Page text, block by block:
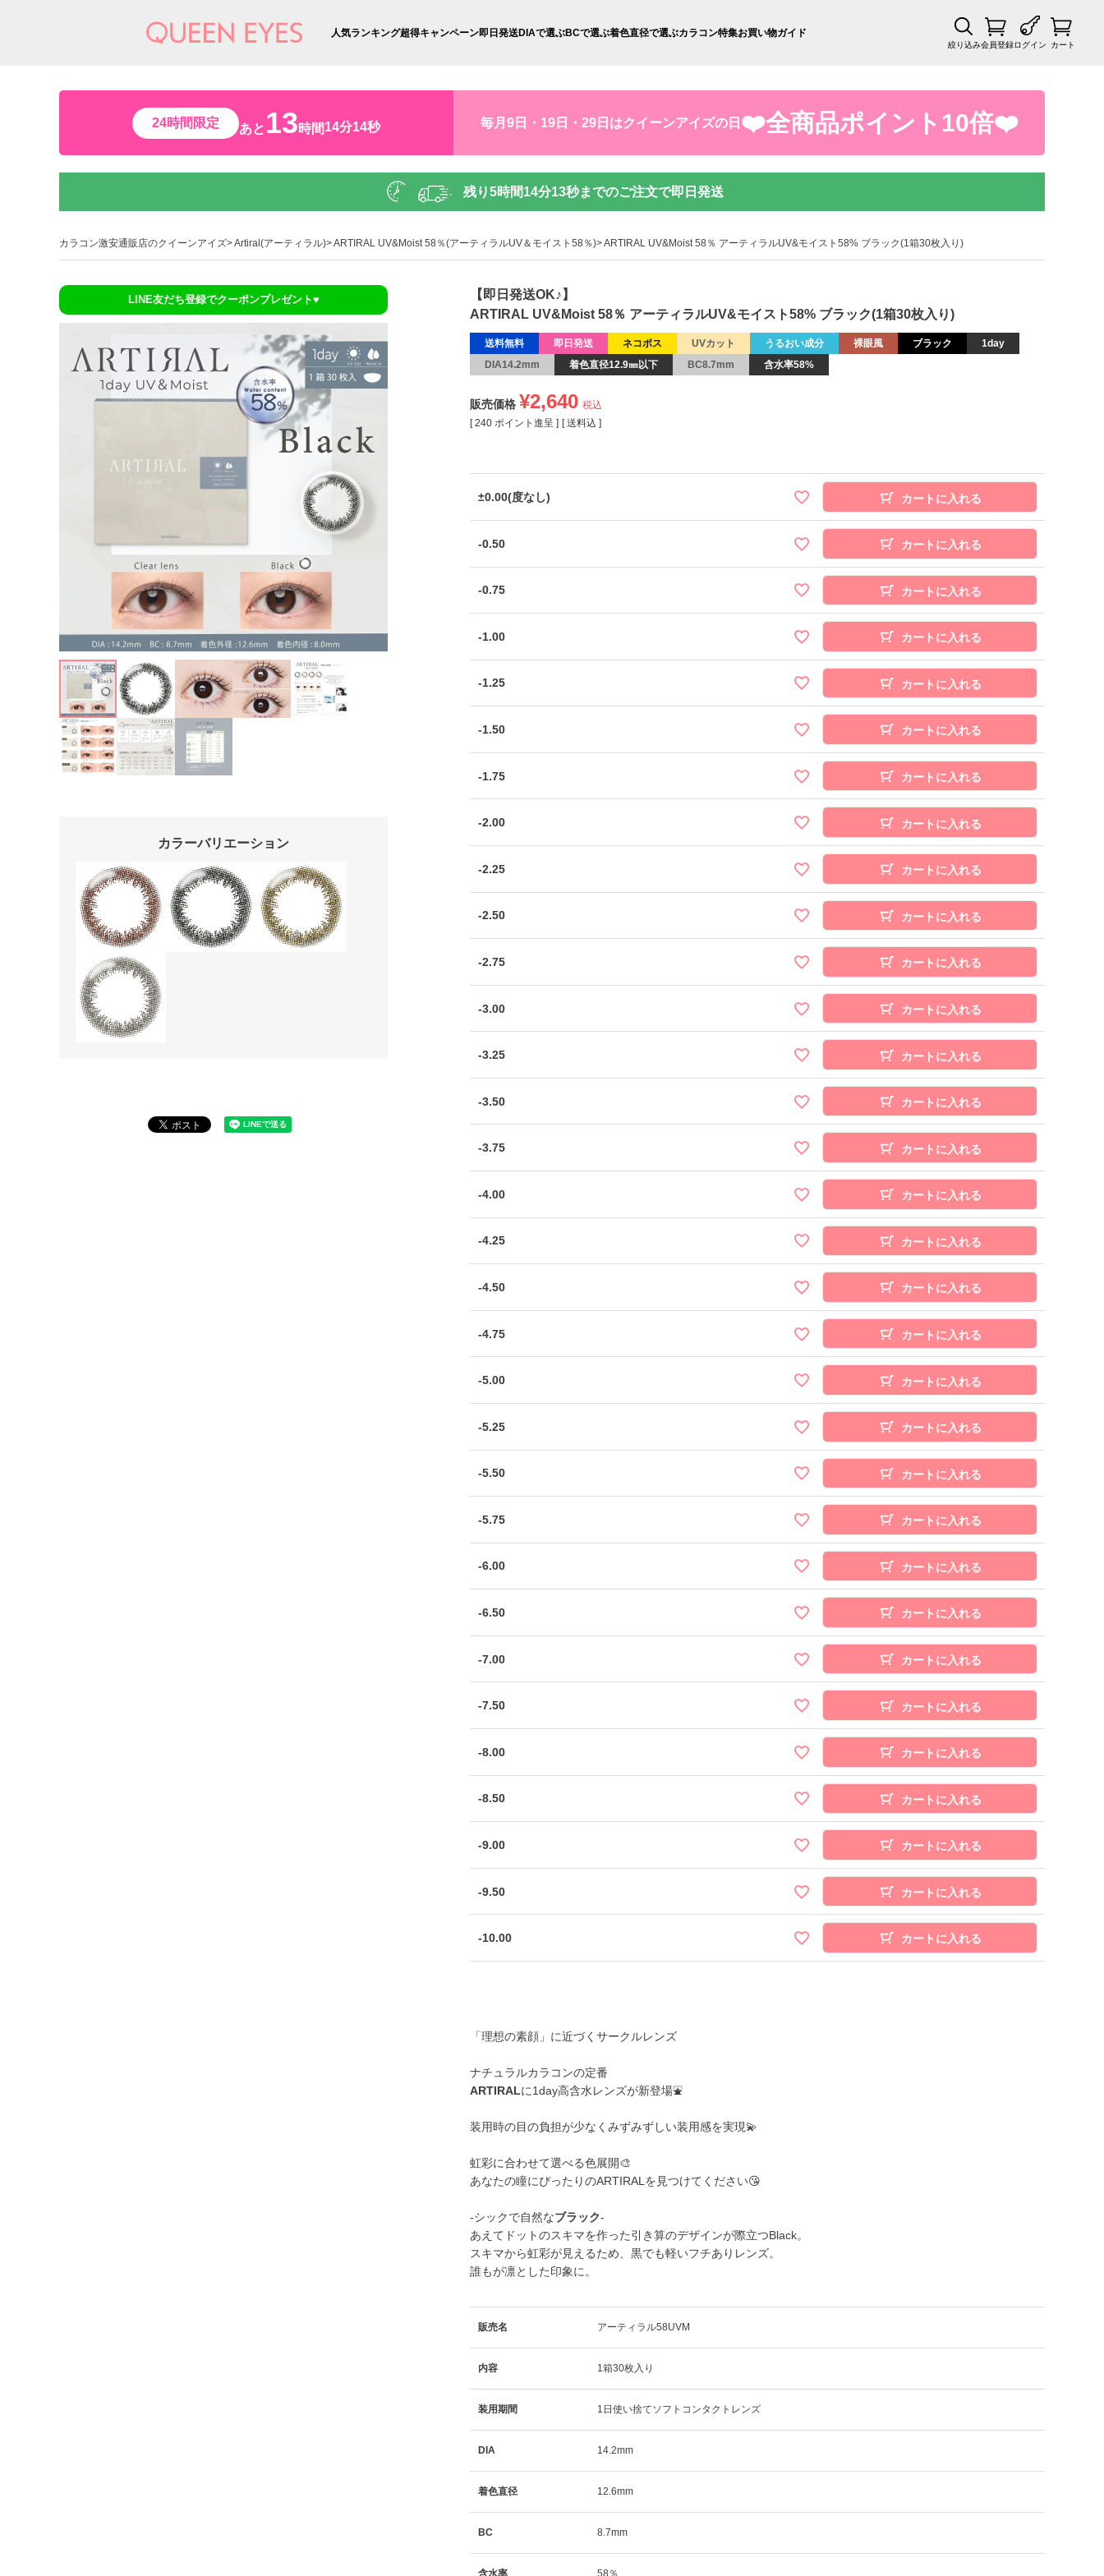
人気ランキング超得キャンペーン即日発送DIAで選ぶBCで選ぶ着色直径で選ぶカラコン特集お買い物ガイド
絞り込み会員登録ログイン カート
24時間限定 あと 13時間14分12秒 毎月9日・19日・29日はクイーンアイズの日 ❤️全商品ポイント10倍❤️
残り5時間14分12秒までのご注文で即日発送
カラコン激安通販店のクイーンアイズ Artiral(アーティラル) ARTIRAL UV&Moist 58％(アーティラルUV＆モイスト58％) ARTIRAL UV&Moist 58％ アーティラルUV&モイスト58% ブラック(1箱30枚入り)
LINE友だち登録でクーポンプレゼント♥
カラーバリエーション
【即日発送OK♪】
ARTIRAL UV&Moist 58％ アーティラルUV&モイスト58% ブラック(1箱30枚入り)
送料無料 即日発送 ネコポス UVカット うるおい成分 裸眼風 ブラック
1day
DIA14.2mm
着色直径12.9㎜以下 BC8.7mm 含水率58%
販売価格 ¥2,640 税込
[ 240 ポイント進呈 ] 送料込
±0.00(度なし) カートに入れる
-0.50 カートに入れる
-0.75 カートに入れる
-1.00 カートに入れる
-1.25 カートに入れる
-1.50 カートに入れる
-1.75 カートに入れる
-2.00 カートに入れる
-2.25 カートに入れる
-2.50 カートに入れる
-2.75 カートに入れる
-3.00 カートに入れる
-3.25 カートに入れる
-3.50 カートに入れる
-3.75 カートに入れる
-4.00 カートに入れる
-4.25 カートに入れる
-4.50 カートに入れる
-4.75 カートに入れる
-5.00 カートに入れる
-5.25 カートに入れる
-5.50 カートに入れる
-5.75 カートに入れる
-6.00 カートに入れる
-6.50 カートに入れる
-7.00 カートに入れる
-7.50 カートに入れる
-8.00 カートに入れる
-8.50 カートに入れる
-9.00 カートに入れる
-9.50 カートに入れる
-10.00 カートに入れる
「理想の素顔」に近づくサークルレンズ
ナチュラルカラコンの定番
ARTIRALに1day高含水レンズが新登場⛲
装用時の目の負担が少なくみずみずしい装用感を実現💫
虹彩に合わせて選べる色展開🎨
あなたの瞳にぴったりのARTIRALを見つけてください😘
-シックで自然なブラック-
あえてドットのスキマを作った引き算のデザインが際立つBlack。
スキマから虹彩が見えるため、黒でも軽いフチありレンズ。
誰もが凛とした印象に。
販売名 アーティラル58UVM
内容 1箱30枚入り
装用期間 1日使い捨てソフトコンタクトレンズ
DIA 14.2mm
着色直径 12.6mm
BC 8.7mm
含水率 58％